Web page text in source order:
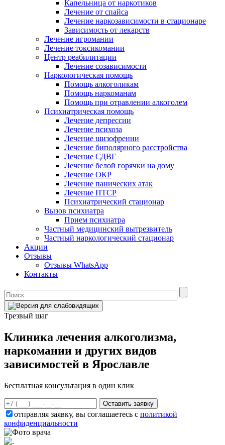
Капельница от наркотиков
Лечение от спайса
Лечение наркозависимости в стационаре
Зависимость от лекарств
Лечение игромании
Лечение токсикомании
Центр реабилитации
Лечение созависимости
Наркологическая помощь
Помощь алкоголикам
Помощь наркоманам
Помощь при отравлении алкоголем
Психиатрическая помощь
Лечение депрессии
Лечение психоза
Лечение шизофрении
Лечение биполярного расстройства
Лечение СДВГ
Лечение белой горячки на дому
Лечение ОКР
Лечение панических атак
Лечение ПТСР
Психиатрический стационар
Вызов психиатра
Прием психиатра
Частный медицинский вытрезвитель
Частный наркологический стационар
Акции
Отзывы
Отзывы WhatsApp
Контакты
Трезвый шаг
Клиника лечения алкоголизма,
наркомании и других видов
зависимостей в Ярославле
Бесплатная консультация в один клик
Оставить заявку
отправляя заявку, вы соглашаетесь с политикой
конфиденциальности